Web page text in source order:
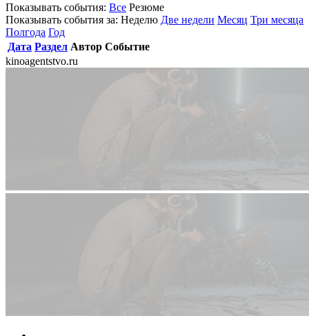
Показывать события: Все Резюме
Показывать события за: Неделю Две недели Месяц Три месяца
Полгода Год
Дата Раздел Автор Событие
kinoagentstvo.ru